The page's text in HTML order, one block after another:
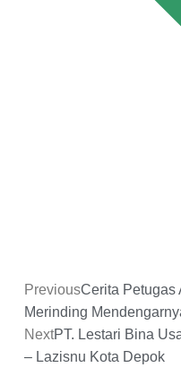
PreviousCerita Petugas
Merinding
NextPT. Lestari Bina
– Lazisnu Kota Depok